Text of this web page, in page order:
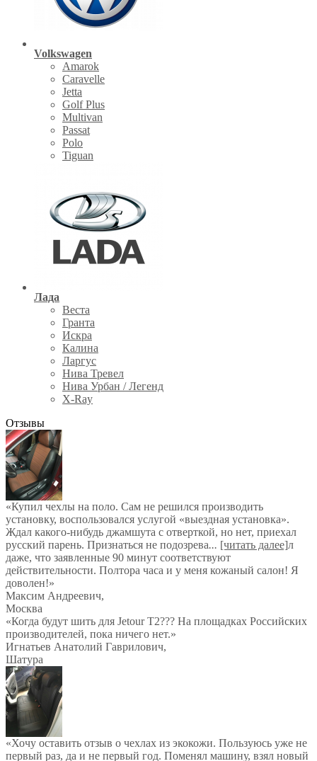
Volkswagen
Amarok
Caravelle
Jetta
Golf Plus
Multivan
Passat
Polo
Tiguan
Лада
Веста
Гранта
Искра
Калина
Ларгус
Нива Тревел
Нива Урбан / Легенд
X-Ray
Отзывы
«Купил чехлы на поло. Сам не решился производить
установку, воспользовался услугой «выездная установка».
Ждал какого-нибудь джамшута с отверткой, но нет, приехал
русский парень. Признаться не подозрева... [читать далее]л
даже, что заявленные 90 минут соответствуют
действительности. Полтора часа и у меня кожаный салон! Я
доволен!»
Максим Андреевич,
Москва
«Когда будут шить для Jetour T2??? На площадках Российских
производителей, пока ничего нет.»
Игнатьев Анатолий Гаврилович,
Шатура
«Хочу оставить отзыв о чехлах из экокожи. Пользуюсь уже не
первый раз, да и не первый год. Поменял машину, взял новый